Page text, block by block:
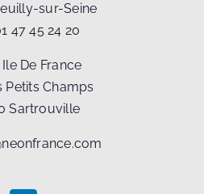
sur-Seine
47 45 24 20
De France
Petits Champs
Sartrouville